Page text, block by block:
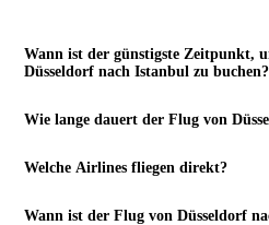
Wann ist der günstigste Zeitpunkt,
Düsseldorf nach Istanbul zu buchen?
Wie lange dauert der Flug von
Welche Airlines fliegen direkt?
Wann ist der Flug von Düsseldorf